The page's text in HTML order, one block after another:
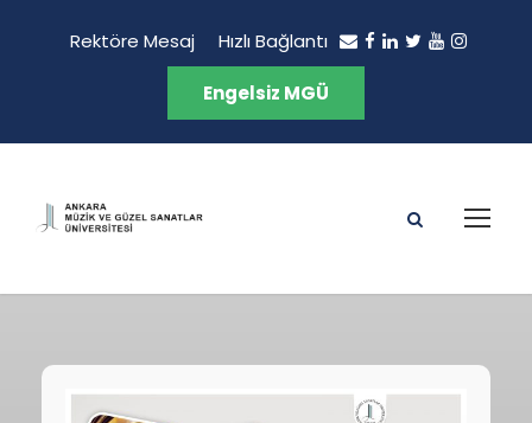
Rektöre Mesaj Hızlı Bağlantı
Engelsiz MGÜ